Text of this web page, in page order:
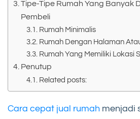
Tipe-Tipe Rumah Yang Banyak
Pembeli
Rumah Minimalis
Rumah Dengan Halaman
Rumah Yang Memiliki Lokasi
Penutup
Related posts:
Cara cepat jual rumah menjadi